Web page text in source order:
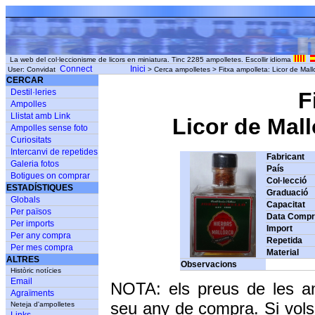
La web del col·leccionisme de licors en miniatura. Tinc 2285 ampolletes. Escollir idioma
User: Convidat Connect Inici > Cerca ampolletes > Fitxa ampolleta: Licor de
CERCAR
Destil·leries
Ampolles
Llistat amb Link
Ampolles sense foto
Curiositats
Intercanvi de repetides
Galeria fotos
Botigues on comprar
ESTADÍSTIQUES
Globals
Per països
Per imports
Per any compra
Per mes compra
ALTRES
Històric notícies
Email
Agraïments
Neteja d'ampolletes
Licor de
Fabricant
País
Col·lecció
Graduació
Capacitat
Data
Import
Repetida
Material
Observacions
NOTA: els preus de les
seu any de compra. Si